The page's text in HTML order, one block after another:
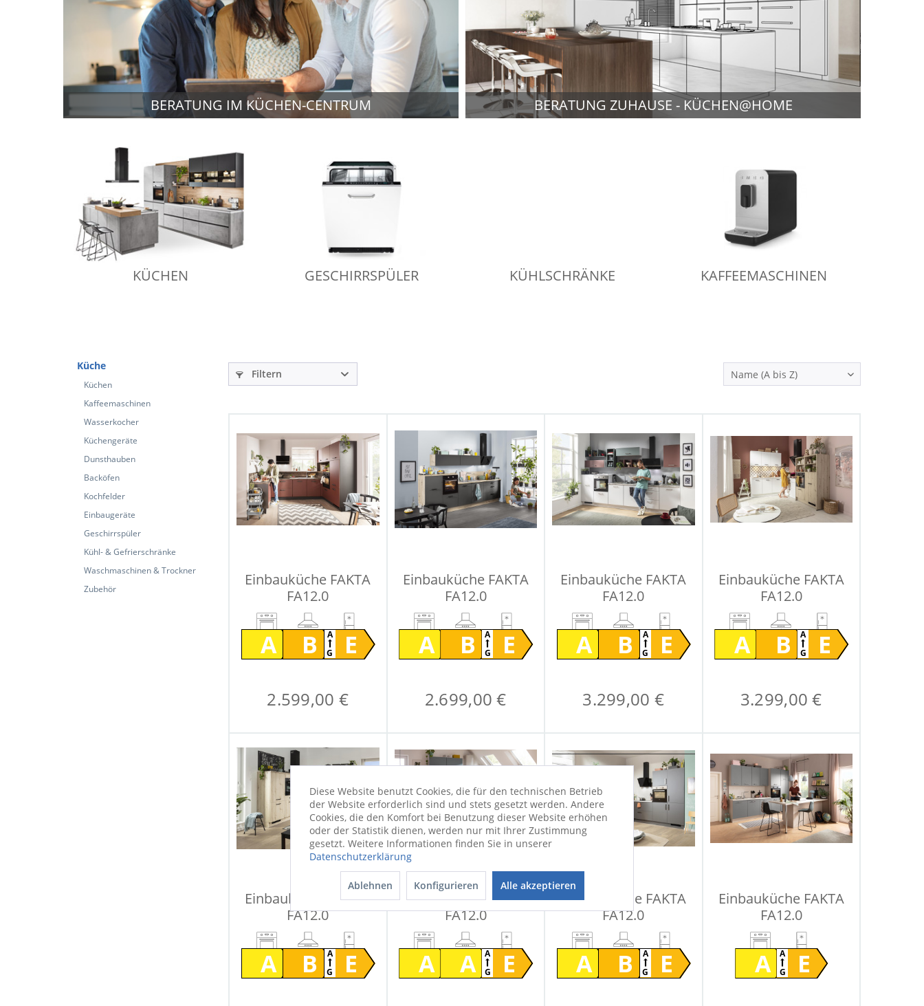
KÜCHEN GESCHIRRSPÜLER KAFFEEMASCHINEN
KÜHLSCHRÄNKE
BERATUNG IM KÜCHEN-CENTRUM BERATUNG ZUHAUSE - KÜCHEN@HOME
Küche
Küchen
Kaffeemaschinen
Wasserkocher
Küchengeräte
Dunsthauben
Backöfen
Kochfelder
Einbaugeräte
Geschirrspüler
Kühl- & Gefrierschränke
Waschmaschinen & Trockner
Zubehör
Filtern
Einbauküche FAKTA
FA12.0
A B E
A
G
2.599,00 €
Einbauküche FAKTA
FA12.0
A B E
A
G
2.699,00 €
Einbauküche FAKTA
FA12.0
A B E
A
G
3.299,00 €
Einbauküche FAKTA
FA12.0
A B E
A
G
3.299,00 €
Einbauküche FAKTA
FA12.0
A B E
A
G
Einbauküche FAKTA
FA12.0
A A E
A
G
Einbauküche FAKTA
FA12.0
A B E
A
G
Einbauküche FAKTA
FA12.0
A E
A
G
Diese Website benutzt Cookies, die für den technischen Betrieb
der Website erforderlich sind und stets gesetzt werden. Andere
Cookies, die den Komfort bei Benutzung dieser Website erhöhen
oder der Statistik dienen, werden nur mit Ihrer Zustimmung
gesetzt. Weitere Informationen finden Sie in unserer
Datenschutzerklärung
Ablehnen Konfigurieren Alle akzeptieren